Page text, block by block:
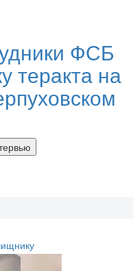
ФСБ
теракта на